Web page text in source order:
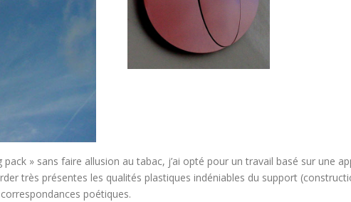
» sans faire allusion au tabac, j’ai opté pour un travail basé sur une
très présentes les qualités plastiques indéniables du support
poétiques.